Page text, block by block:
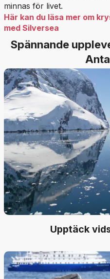
minnas för livet.
Här kan du läsa mer om
med Silversea
Spännande
Upptäck